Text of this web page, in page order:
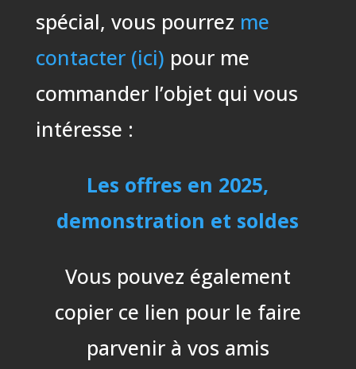
spécial, vous pourrez me
contacter (ici) pour me
commander l’objet qui vous
intéresse :
Les offres en 2025,
demonstration et soldes
Vous pouvez également
copier ce lien pour le faire
parvenir à vos amis